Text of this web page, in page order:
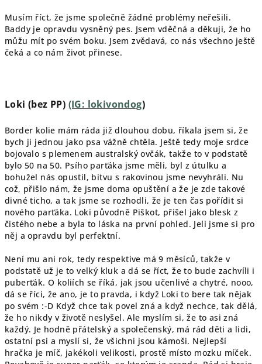
Musím říct, že jsme společně žádné problémy neřešili.
Baddy je opravdu vysněný pes. Jsem vděčná a děkuji, že ho
můžu mít po svém boku. Jsem zvědavá, co nás všechno ještě
čeká a co nám život přinese.
Loki (bez PP) (IG: lokivondog)
Border kolie mám ráda již dlouhou dobu, říkala jsem si, že
bych ji jednou jako psa vážně chtěla. Ještě tedy moje srdce
bojovalo s plemenem australský ovčák, takže to v podstatě
bylo 50 na 50. Psího parťáka jsme měli, byl z útulku a
bohužel nás opustil, bitvu s rakovinou jsme nevyhráli. Nu
což, přišlo nám, že jsme doma opuštění a že je zde takové
divné ticho, a tak jsme se rozhodli, že je ten čas pořídit si
nového parťáka. Loki původně Piškot, přišel jako blesk z
čistého nebe a byla to láska na první pohled. Jeli jsme si pro
něj a opravdu byl perfektní.
Není mu ani rok, tedy respektive má 9 měsíců, takže v
podstatě už je to velký kluk a dá se říct, že to bude zachvíli i
puberťák. O koliích se říká, jak jsou učenlivé a chytré, nooo,
dá se říci, že ano, je to pravda, i když Loki to bere tak nějak
po svém :-D Když chce tak povel zná a když nechce, tak dělá,
že ho nikdy v životě neslyšel. Ale myslím si, že to asi zná
každý. Je hodně přátelský a společenský, má rád děti a lidi,
ostatní psi a myslí si, že všichni jsou kámoši. Nejlepší
hračka je míč, jakékoli velikosti, prostě místo mozku míček.